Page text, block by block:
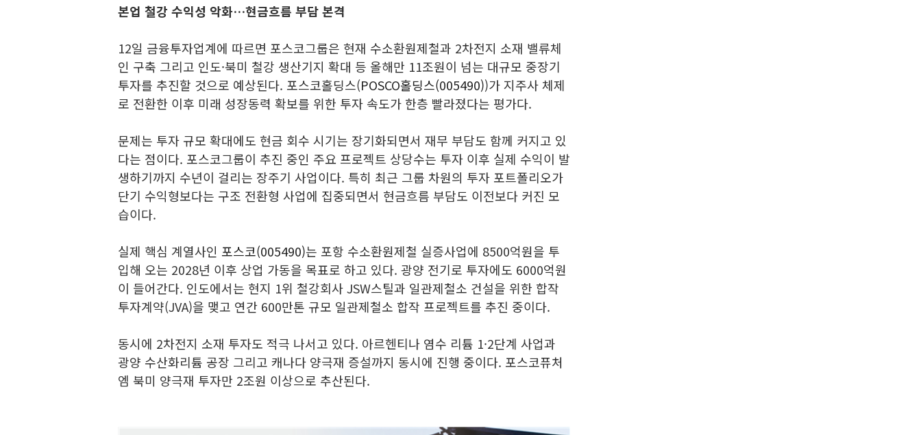
본업 철강 수익성 악화…현금흐름 부담 본격
12일 금융투자업계에 따르면 포스코그룹은 현재 수소환원제철과 2차전지 소재 밸류체
인 구축 그리고 인도·북미 철강 생산기지 확대 등 올해만 11조원이 넘는 대규모 중장기
투자를 추진할 것으로 예상된다. 포스코홀딩스(POSCO홀딩스(005490))가 지주사 체제
로 전환한 이후 미래 성장동력 확보를 위한 투자 속도가 한층 빨라졌다는 평가다.
문제는 투자 규모 확대에도 현금 회수 시기는 장기화되면서 재무 부담도 함께 커지고 있
다는 점이다. 포스코그룹이 추진 중인 주요 프로젝트 상당수는 투자 이후 실제 수익이 발
생하기까지 수년이 걸리는 장주기 사업이다. 특히 최근 그룹 차원의 투자 포트폴리오가
단기 수익형보다는 구조 전환형 사업에 집중되면서 현금흐름 부담도 이전보다 커진 모
습이다.
실제 핵심 계열사인 포스코(005490)는 포항 수소환원제철 실증사업에 8500억원을 투
입해 오는 2028년 이후 상업 가동을 목표로 하고 있다. 광양 전기로 투자에도 6000억원
이 들어간다. 인도에서는 현지 1위 철강회사 JSW스틸과 일관제철소 건설을 위한 합작
투자계약(JVA)을 맺고 연간 600만톤 규모 일관제철소 합작 프로젝트를 추진 중이다.
동시에 2차전지 소재 투자도 적극 나서고 있다. 아르헨티나 염수 리튬 1·2단계 사업과
광양 수산화리튬 공장 그리고 캐나다 양극재 증설까지 동시에 진행 중이다. 포스코퓨처
엠 북미 양극재 투자만 2조원 이상으로 추산된다.